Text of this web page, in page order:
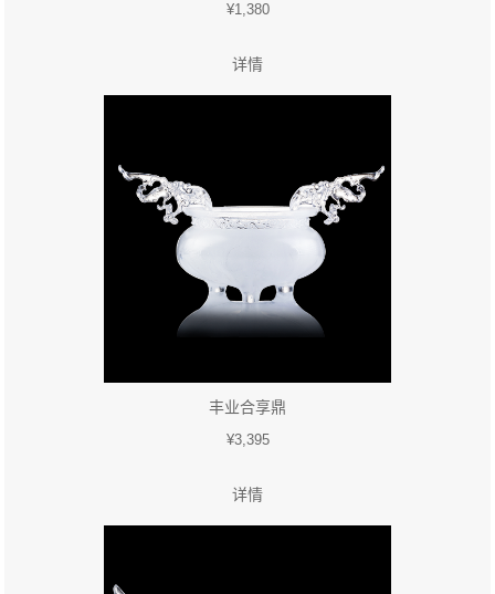
¥1,380
详情
丰业合享鼎
¥3,395
详情